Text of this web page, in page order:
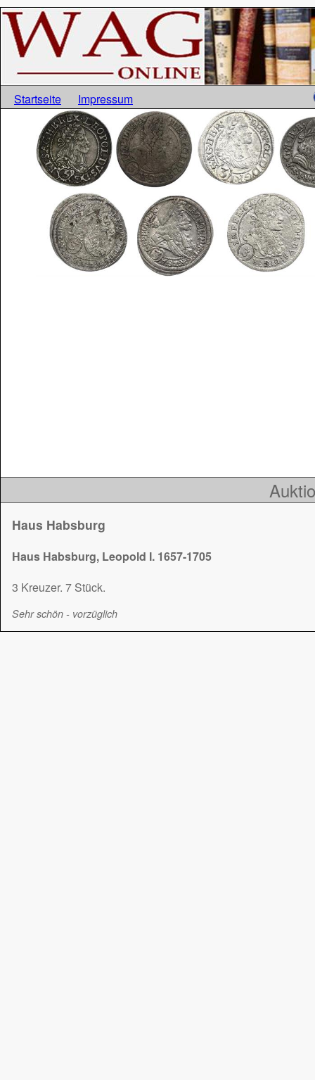
Startseite Impressum
Haus Habsburg
Haus Habsburg, Leopold I. 1657-1705
3 Kreuzer. 7 Stück.
Sehr schön - vorzüglich